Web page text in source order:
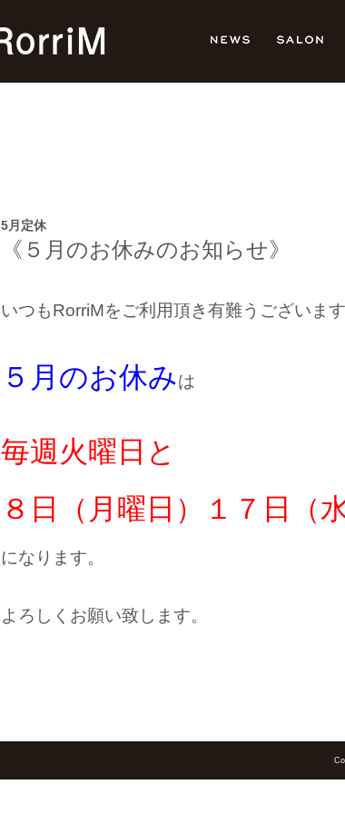
5月定休
《５ 月のお休みのお知らせ》
いつもRorriMをご利用頂き有難うございます
５月のお休みは
毎週火曜日 と
８日
（月曜日）１７ 日（
になります。
よろしくお願い致します。